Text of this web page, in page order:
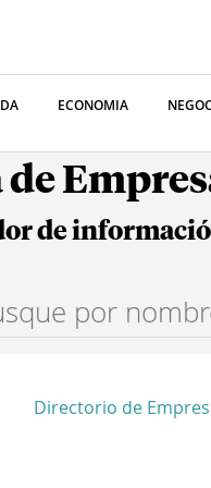
ECONOMIA
de
de
Directorio de